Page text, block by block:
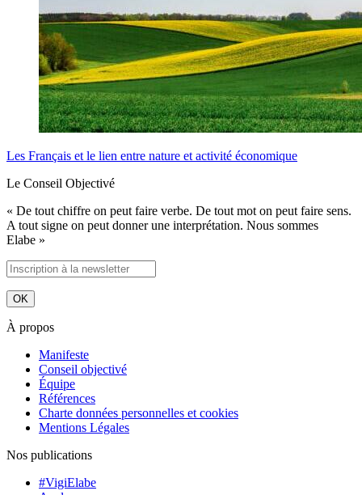
Les Français et le lien entre nature et activité économique
Le Conseil Objectivé
« De tout chiffre on peut faire verbe. De tout mot on peut faire sens.
A tout signe on peut donner une interprétation. Nous sommes
Elabe »
À propos
Manifeste
Conseil objectivé
Équipe
Références
Charte données personnelles et cookies
Mentions Légales
Nos publications
#VigiElabe